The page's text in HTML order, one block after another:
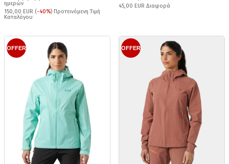
ημερών
150,00 EUR (-40%) Προτεινόμενη Τιμή
Καταλόγου
45,00 EUR Διαφορά
OFFER OFFER